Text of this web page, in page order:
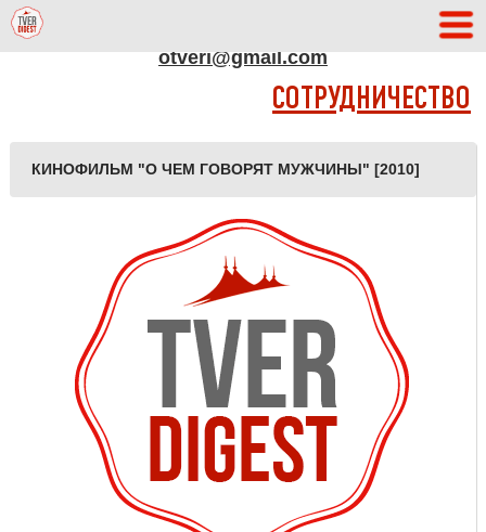
otveri@gmail.com
СОТРУДНИЧЕСТВО
КИНОФИЛЬМ "О ЧЕМ ГОВОРЯТ МУЖЧИНЫ" [2010]